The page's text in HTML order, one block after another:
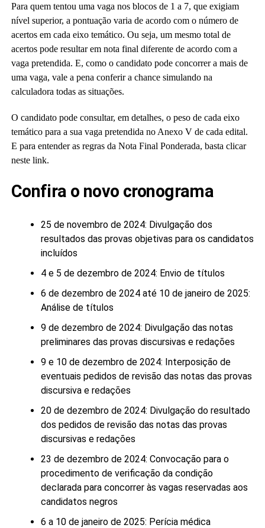
Para quem tentou uma vaga nos blocos de 1 a 7, que exigiam
nível superior, a pontuação varia de acordo com o número de
acertos em cada eixo temático. Ou seja, um mesmo total de
acertos pode resultar em nota final diferente de acordo com a
vaga pretendida. E, como o candidato pode concorrer a mais de
uma vaga, vale a pena conferir a chance simulando na
calculadora todas as situações.
O candidato pode consultar, em detalhes, o peso de cada eixo
temático para a sua vaga pretendida no Anexo V de cada edital.
E para entender as regras da Nota Final Ponderada, basta clicar
neste link.
Confira o novo cronograma
25 de novembro de 2024: Divulgação dos
resultados das provas objetivas para os candidatos
incluídos
4 e 5 de dezembro de 2024: Envio de títulos
6 de dezembro de 2024 até 10 de janeiro de 2025:
Análise de títulos
9 de dezembro de 2024: Divulgação das notas
preliminares das provas discursivas e redações
9 e 10 de dezembro de 2024: Interposição de
eventuais pedidos de revisão das notas das provas
discursiva e redações
20 de dezembro de 2024: Divulgação do resultado
dos pedidos de revisão das notas das provas
discursivas e redações
23 de dezembro de 2024: Convocação para o
procedimento de verificação da condição
declarada para concorrer às vagas reservadas aos
candidatos negros
6 a 10 de janeiro de 2025: Perícia médica